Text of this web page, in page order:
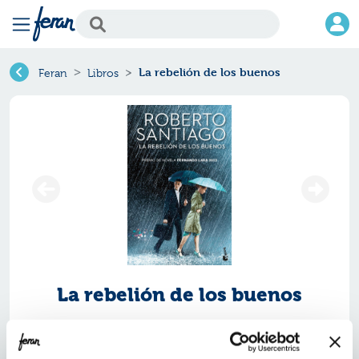
Feran Libros La rebelión de los buenos
La rebelión de los buenos
Ref.
ISBN: